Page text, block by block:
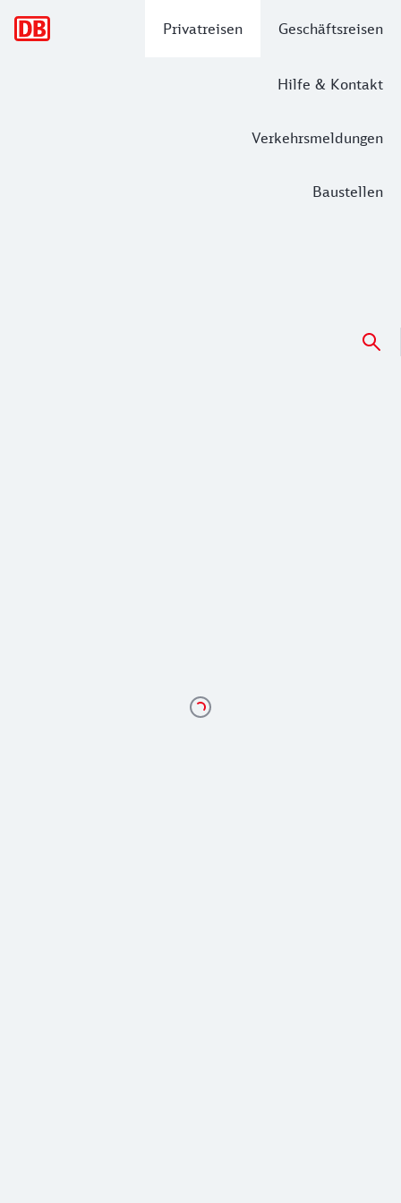
Privatreisen Geschäftsreisen
Hilfe & Kontakt
Verkehrsmeldungen
Baustellen